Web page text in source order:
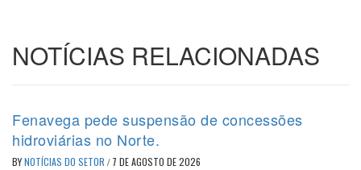
NOTÍCIAS RELACIONADAS
Fenavega pede suspensão de concessões
hidroviárias no Norte.
BYNOTÍCIAS DO SETOR / 7 DE AGOSTO DE 2026